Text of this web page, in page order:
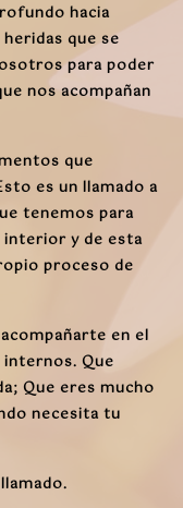
hacia
que se
para poder
nos acompañan
que
es un llamado a
tenemos para
y de esta
proceso de
en el
Que
Que eres mucho
necesita tu